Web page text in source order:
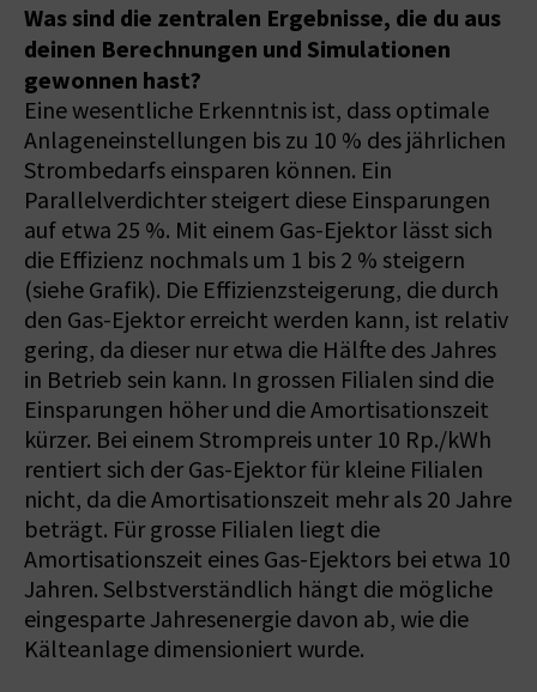
Was sind die zentralen Ergebnisse, die du aus
deinen Berechnungen und Simulationen
gewonnen hast?
Eine wesentliche Erkenntnis ist, dass optimale
Anlageneinstellungen bis zu 10 % des jährlichen
Strombedarfs einsparen können. Ein
Parallelverdichter steigert diese Einsparungen
auf etwa 25 %. Mit einem Gas-Ejektor lässt sich
die Effizienz nochmals um 1 bis 2 % steigern
(siehe Grafik). Die Effizienzsteigerung, die durch
den Gas-Ejektor erreicht werden kann, ist relativ
gering, da dieser nur etwa die Hälfte des Jahres
in Betrieb sein kann. In grossen Filialen sind die
Einsparungen höher und die Amortisationszeit
kürzer. Bei einem Strompreis unter 10 Rp./kWh
rentiert sich der Gas-Ejektor für kleine Filialen
nicht, da die Amortisationszeit mehr als 20 Jahre
beträgt. Für grosse Filialen liegt die
Amortisationszeit eines Gas-Ejektors bei etwa 10
Jahren. Selbstverständlich hängt die mögliche
eingesparte Jahresenergie davon ab, wie die
Kälteanlage dimensioniert wurde.